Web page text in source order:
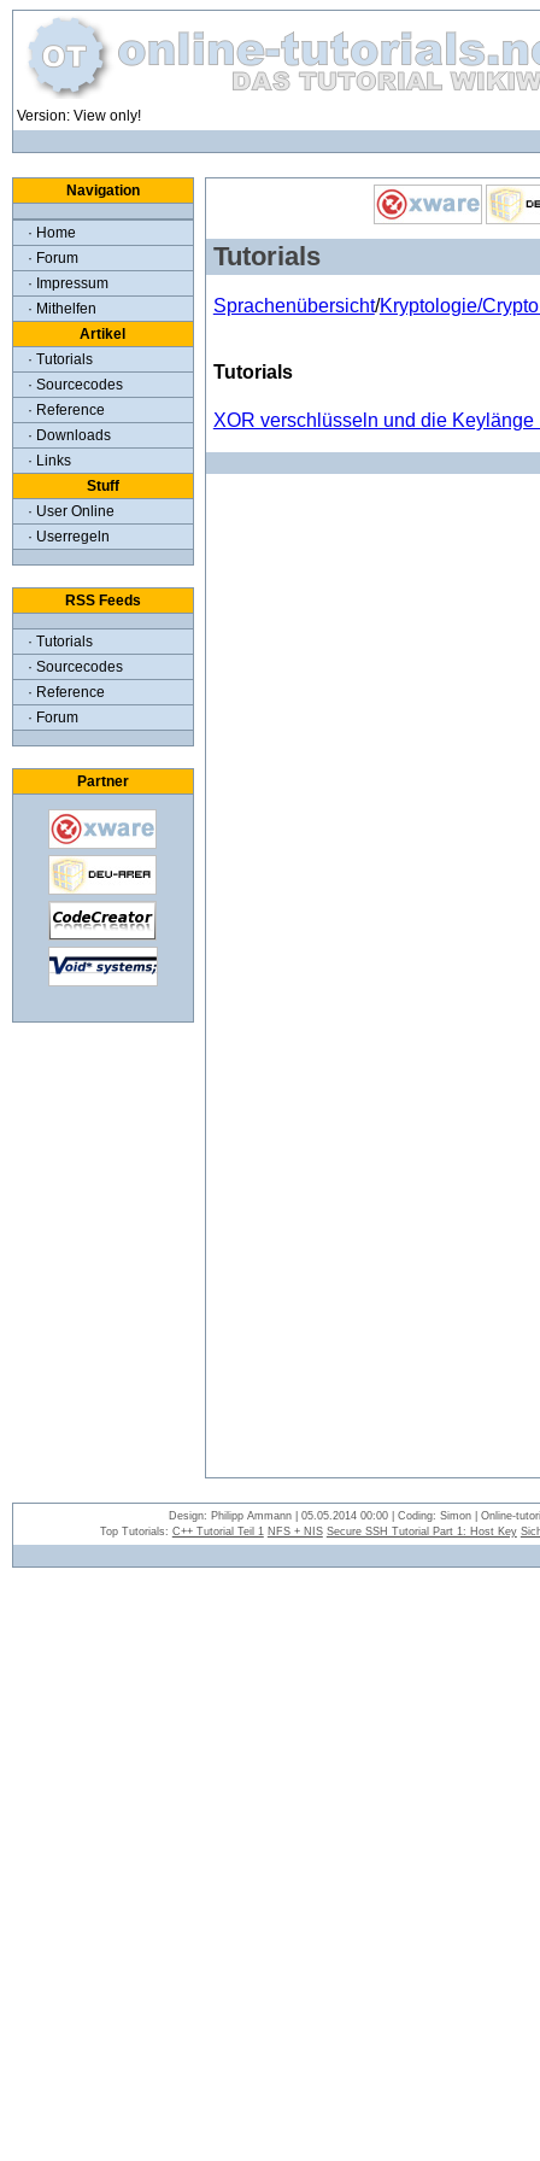
Version: View only!
Navigation
· Home
· Forum
· Impressum
· Mithelfen
Artikel
· Tutorials
· Sourcecodes
· Reference
· Downloads
· Links
Stuff
· User Online
· Userregeln
RSS Feeds
· Tutorials
· Sourcecodes
· Reference
· Forum
Partner
Tutorials
Sprachenübersicht/Kryptologie/
Tutorials
XOR verschlüsseln und die
Design: Philipp Ammann | 05.05.2014 00:00 | Coding: Simon | Online-
Top Tutorials: C++ Tutorial Teil 1 NFS + NIS Secure SSH Tutorial Part 1: Host Key